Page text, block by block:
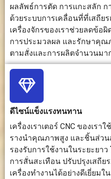
ประสิทธิภาพ
การผลิต
มี
ประสิทธิภาพ
สำหรับการ
จำนวนมาก
บริเวณที่
ทำงาน
โดยทั่วไปมัก
มีโต๊ะขนาด
ผลลัพธ์การตัด การแกะสลัก ก
ด้วยระบบการเคลื่อนที่ที่เสถีย
เครื่องจักรของเราช่วยลดข้อ
การประมวลผล และรักษาคุณ
ตามสั่งและการผลิตจำนวนมา
ดีไซน์แข็งแรงทนทาน
เครื่องเราเตอร์ CNC ของเรา
รางนำคุณภาพสูง และชิ้นส่วน
รองรับการใช้งานในระยะยา
การสั่นสะเทือน ปรับปรุงเสถี
เครื่องทำงานได้อย่างดีเยี่ยม